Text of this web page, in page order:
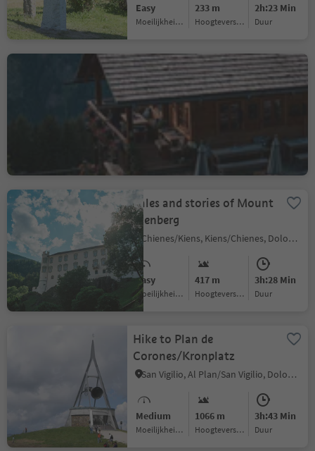
Easy
Moeilijkheidsgraad
233 m
Hoogteverschil
2h:23 Min
Duur
Hike to the Hochraut Alm
Hut
Medium 513 m
Hoogteverschil
1h:34 Min
Duur
Tales and stories of Mount
Kienberg
Chienes/Kiens, Kiens/Chienes, Dolomites Region Kronplatz/Plan de Corones
Easy
Moeilijkheidsgraad
417 m
Hoogteverschil
3h:28 Min
Duur
Hike to Plan de
Corones/Kronplatz
San Vigilio, Al Plan/San Vigilio, Dolomites Region Kronplatz/Plan de Corones
Medium
Moeilijkheidsgraad
1066 m
Hoogteverschil
3h:43 Min
Duur